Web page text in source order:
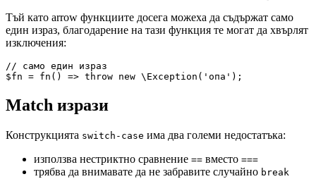
Тъй като arrow функциите досега можеха да съдържат само
един израз, благодарение на тази функция те могат да хвърлят
изключения:
// само един израз
Match изрази
Конструкцията switch-case има два големи недостатъка:
използва нестриктно сравнение == вместо ===
трябва да внимавате да не забравите случайно break